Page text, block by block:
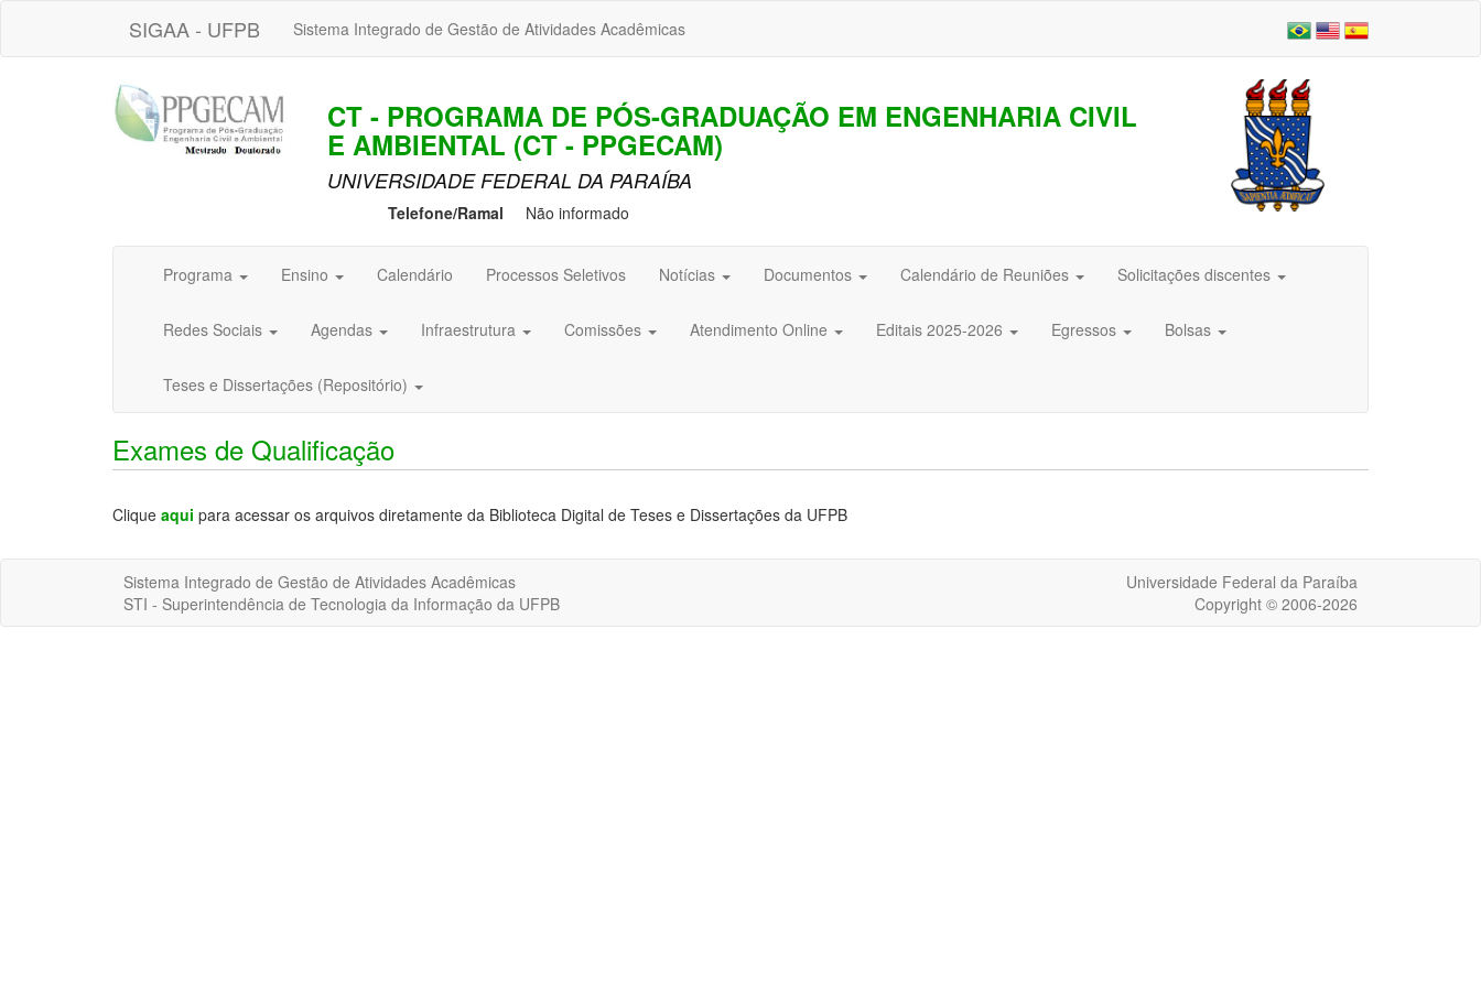
SIGAA - UFPB Sistema Integrado de Gestão de Atividades Acadêmicas
CT - PROGRAMA DE PÓS-GRADUAÇÃO EM ENGENHARIA CIVIL
E AMBIENTAL (CT - PPGECAM)
UNIVERSIDADE FEDERAL DA PARAÍBA
Telefone/Ramal Não informado
Programa Ensino Calendário Processos Seletivos Notícias Documentos Calendário de Reuniões Solicitações discentes
Redes Sociais Agendas Infraestrutura Comissões Atendimento Online Editais 2025-2026 Egressos Bolsas
Teses e Dissertações (Repositório)
Exames de Qualificação
Clique aqui para acessar os arquivos diretamente da Biblioteca Digital de Teses e Dissertações da UFPB
Sistema Integrado de Gestão de Atividades Acadêmicas
STI - Superintendência de Tecnologia da Informação da UFPB
Universidade Federal da Paraíba
Copyright © 2006-2026